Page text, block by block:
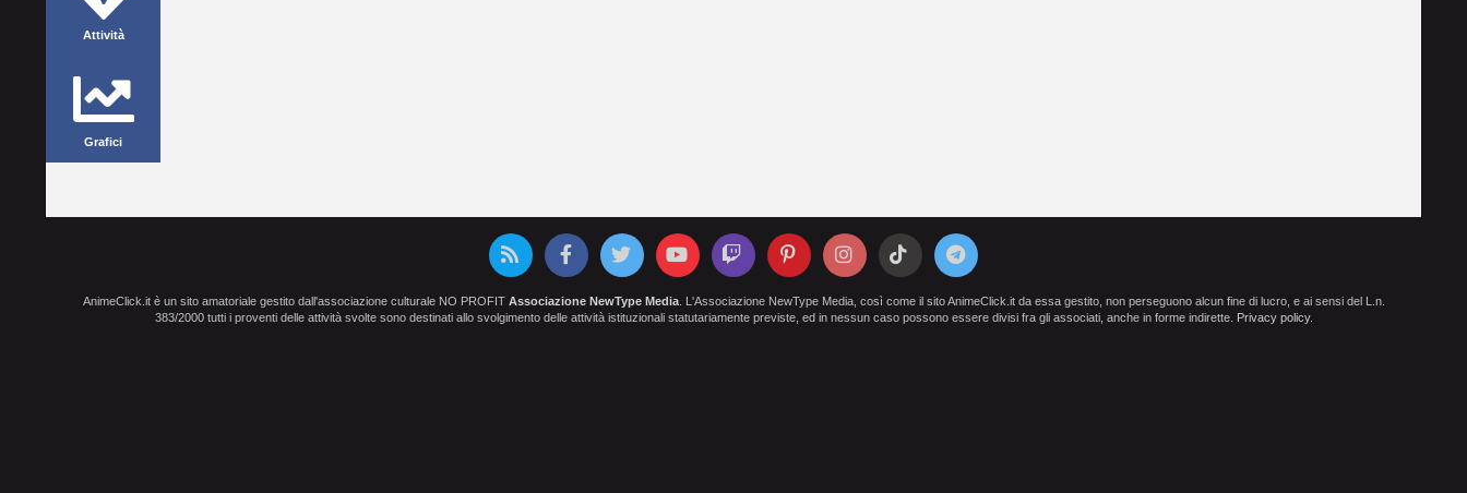
Attività
Grafici
AnimeClick.it è un sito amatoriale gestito dall'associazione culturale NO PROFIT Associazione NewType Media. L'Associazione NewType Media, così come il sito AnimeClick.it da essa gestito, non perseguono alcun fine di lucro, e ai sensi del L.n.
383/2000 tutti i proventi delle attività svolte sono destinati allo svolgimento delle attività istituzionali statutariamente previste, ed in nessun caso possono essere divisi fra gli associati, anche in forme indirette. Privacy policy.